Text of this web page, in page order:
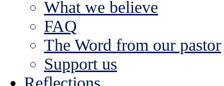
What we believe
FAQ
The Word from our pastor
Support us